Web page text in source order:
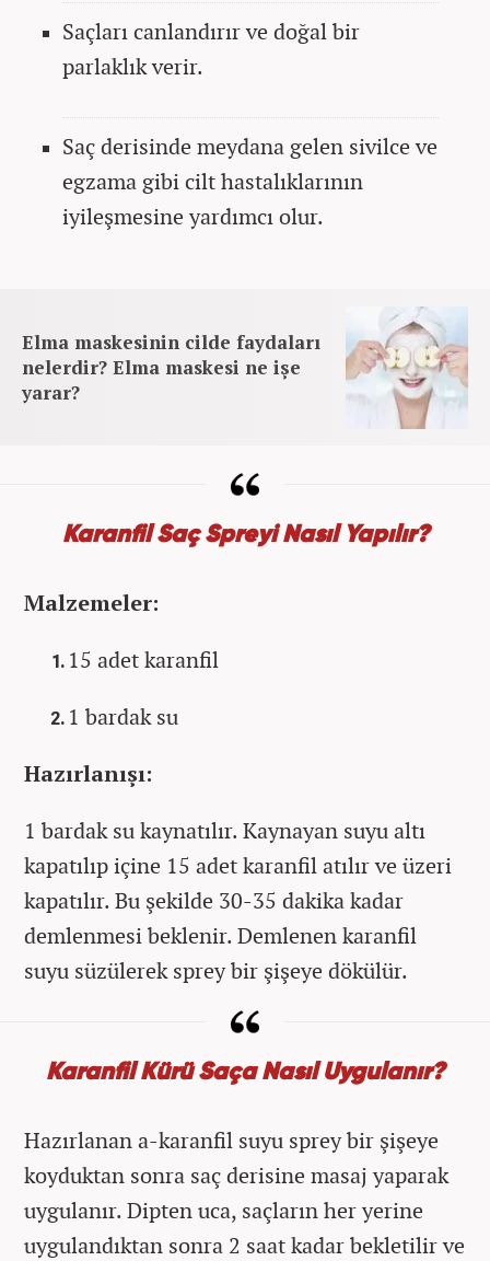
Saçları canlandırır ve doğal bir
parlaklık verir.
Saç derisinde meydana gelen sivilce ve
egzama gibi cilt hastalıklarının
iyileşmesine yardımcı olur.
Elma maskesinin cilde faydaları
nelerdir? Elma maskesi ne işe
yarar?
Karanfil Saç Spreyi Nasıl Yapılır?
Malzemeler:
15 adet karanfil
1 bardak su
Hazırlanışı:
1 bardak su kaynatılır. Kaynayan suyu altı
kapatılıp içine 15 adet karanfil atılır ve üzeri
kapatılır. Bu şekilde 30-35 dakika kadar
demlenmesi beklenir. Demlenen karanfil
suyu süzülerek sprey bir şişeye dökülür.
Karanfil Kürü Saça Nasıl Uygulanır?
Hazırlanan a-karanfil suyu sprey bir şişeye
koyduktan sonra saç derisine masaj yaparak
uygulanır. Dipten uca, saçların her yerine
uygulandıktan sonra 2 saat kadar bekletilir ve